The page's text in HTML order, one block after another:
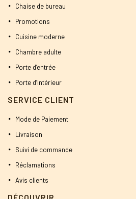
Chaise de bureau
Promotions
Cuisine moderne
Chambre adulte
Porte d’entrée
Porte d’intérieur
SERVICE CLIENT
Mode de Paiement
Livraison
Suivi de commande
Réclamations
Avis clients